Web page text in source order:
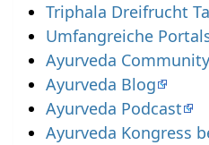
Triphala Dreifrucht
Umfangreiche
Ayurveda Community
Ayurveda Blog
Ayurveda Podcast
Ayurveda Kongress